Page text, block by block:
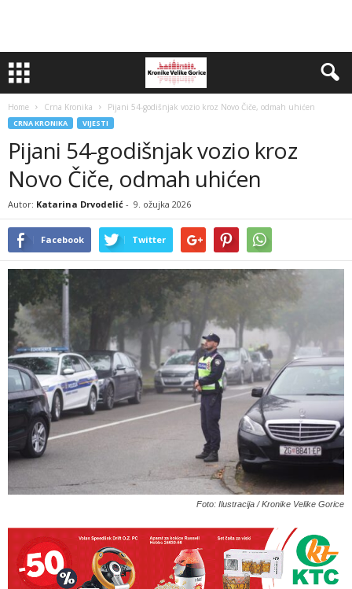
Home Crna Kronika Pijani 54-godišnjak vozio kroz Novo Čiče, odmah uhićen
CRNA KRONIKA VIJESTI
Pijani 54-godišnjak vozio kroz
Novo Čiče, odmah uhićen
Autor: Katarina Drvodelić - 9. ožujka 2026
Facebook Twitter
Foto: Ilustracija / Kronike Velike Gorice